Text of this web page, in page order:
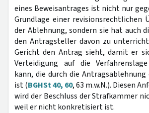
eines Beweisantrages ist nicht nur
Grundlage einer revisionsrechtlichen
der Ablehnung, sondern sie hat auch
den Antragsteller davon zu
Gericht den Antrag sieht, damit er
Verteidigung auf die
kann, die durch die
ist (BGHSt 40, 60, 63 m.w.N.). Diesen
wird der Beschluss der Strafkammer
weil er nicht konkretisiert ist.